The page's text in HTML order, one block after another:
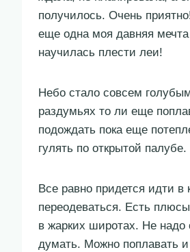
получилось. Очень
еще одна моя давняя
научилась плести леи!
Небо стало совсем
раздумьях то ли еще
подождать пока еще
гулять по открытой палубе.
Все равно придется идти в
переодеваться. Есть
в жарких широтах. Не надо
думать. Можно поплавать